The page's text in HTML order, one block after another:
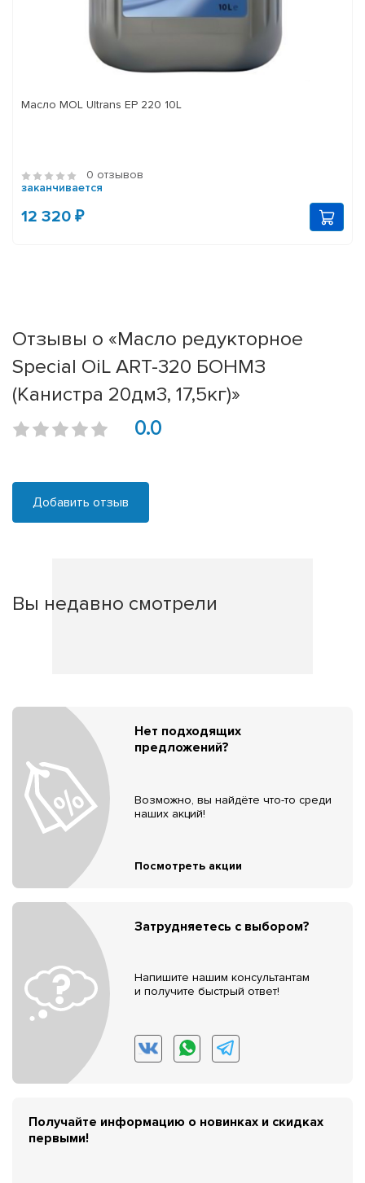
Масло MOL Ultrans EP 220 10L
0 отзывов
заканчивается
12 320 ₽
Отзывы о «Масло редукторное
Special OiL ART-320 БОНМЗ
(Канистра 20дм3, 17,5кг)»
0.0
Добавить отзыв
Вы недавно смотрели
Нет подходящих
предложений?
Возможно, вы найдёте что-то среди
наших акций!
Посмотреть акции
Затрудняетесь с выбором?
Напишите нашим консультантам
и получите быстрый ответ!
Получайте информацию о новинках и скидках
первыми!